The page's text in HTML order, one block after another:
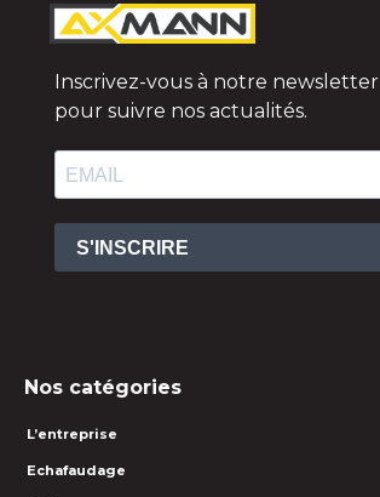
Inscrivez-vous à notre newsletter
pour suivre nos actualités.
S'INSCRIRE
Nos catégories
L’entreprise
Echafaudage